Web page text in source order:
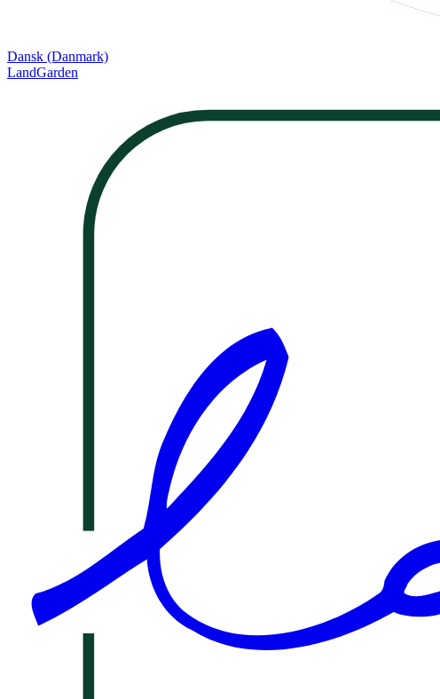
Dansk (Danmark)
LandGarden